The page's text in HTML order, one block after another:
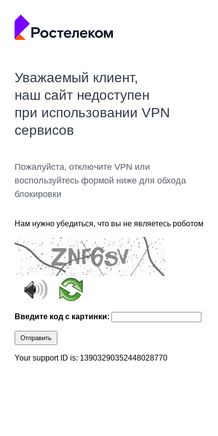
Уважаемый клиент,
наш сайт недоступен
при использовании VPN
сервисов
Пожалуйста, отключите VPN или
воспользуйтесь формой ниже для обхода
блокировки
Нам нужно убедиться, что вы не являетесь роботом
Введите код с картинки:
Отправить
Your support ID is: 13903290352448028770